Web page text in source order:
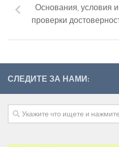
Основания, условия
проверки
СЛЕДИТЕ ЗА НАМИ: